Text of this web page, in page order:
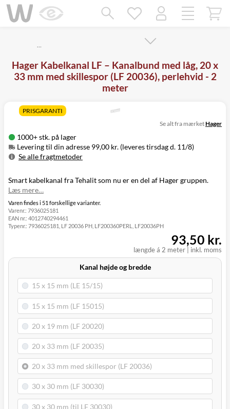
…
Hager Kabelkanal LF – Kanalbund med låg, 20 x
33 mm med skillespor (LF 20036), perlehvid - 2
meter
PRISGARANTI
1000+ stk. på lager
Levering til din adresse 99,00 kr. (leveres tirsdag d. 11/8)
Se alle fragtmetoder
Levering til
din adresse
Click&Collect
i Svenstrup
(9230)
Se alt fra mærketHager
Smart kabelkanal fra Tehalit som nu er en del af Hager gruppen.
Læs mere…
Varen findes i 51 forskellige varianter.
Varenr.: 7936025181
EAN nr.: 4012740294461
Typenr.: 7936025181, LF 20036 PH, LF200360PERL, LF20036PH
længde á 2 meter inkl. moms
93,50 kr.
Kanal højde og bredde
Mangler chatten?
Ret samtykke!